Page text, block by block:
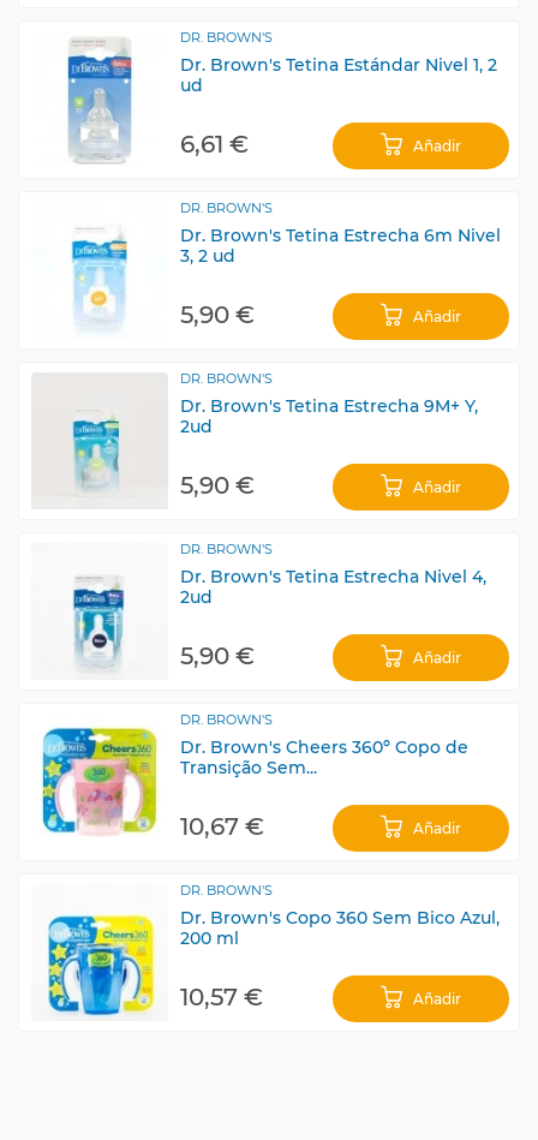
DR. BROWN'S
Dr. Brown's Tetina Estándar Nivel 1, 2
ud
6,61 € Añadir
DR. BROWN'S
Dr. Brown's Tetina Estrecha 6m Nivel
3, 2 ud
5,90 € Añadir
DR. BROWN'S
Dr. Brown's Tetina Estrecha 9M+ Y,
2ud
5,90 € Añadir
DR. BROWN'S
Dr. Brown's Tetina Estrecha Nivel 4,
2ud
5,90 € Añadir
DR. BROWN'S
Dr. Brown's Cheers 360º Copo de
Transição Sem...
10,67 € Añadir
DR. BROWN'S
Dr. Brown's Copo 360 Sem Bico Azul,
200 ml
10,57 € Añadir